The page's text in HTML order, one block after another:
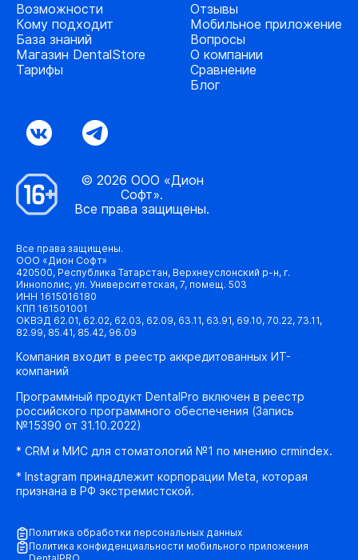
Возможности
Кому подходит
База знаний
Магазин DentalStore
Тарифы
Отзывы
Мобильное приложение
Вопросы
О компании
Сравнение
Блог
© 2026 ООО «Дион
Софт».
Все права защищены.
Все права защищены.
ООО «Дион Софт»
420500, Республика Татарстан, Верхнеуслонский р-н, г.
Иннополис, ул. Университетская, 7, помещ. 503
ИНН 1615016180
КПП 161501001
ОКВЭД 62.01, 62.02, 62.03, 62.09, 63.11, 63.91, 69.10, 70.22, 73.11,
82.99, 85.41, 85.42, 96.09
Компания входит в реестр аккредитованных ИТ-
компаний
Программный продукт DentalPro включен в реестр
российского программного обеспечения (Запись
№15390 от 31.10.2022)
* CRM и МИС для стоматологий №1 по мнению crmindex.
* Instagram принадлежит корпорации Meta, которая
признана в РФ экстремистской.
Политика обработки персональных данных
Политика конфиденциальности мобильного приложения